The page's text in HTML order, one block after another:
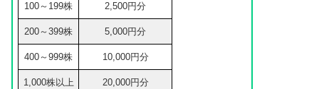
100～199株 2,500円分
200～399株 5,000円分
400～999株 10,000円分
1,000株以上 20,000円分